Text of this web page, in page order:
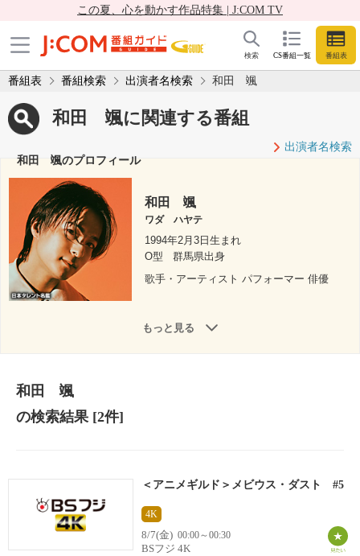
この夏、心を動かす作品特集 | J:COM TV
CS番組一覧 番組表
検索
番組表 番組検索 出演者名検索 和田 颯
和田 颯に関連する番組
出演者名検索
和田 颯のプロフィール
和田 颯
ワダ ハヤテ
1994年2月3日生まれ
O型
群馬県出身
歌手・アーティスト パフォーマー 俳優
もっと見る
和田 颯
の検索結果[2件]
＜アニメギルド＞メビウス・ダスト #5
4K
8/7(金) 00:00～00:30
BSフジ 4K